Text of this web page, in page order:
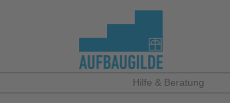
Hilfe & Beratung